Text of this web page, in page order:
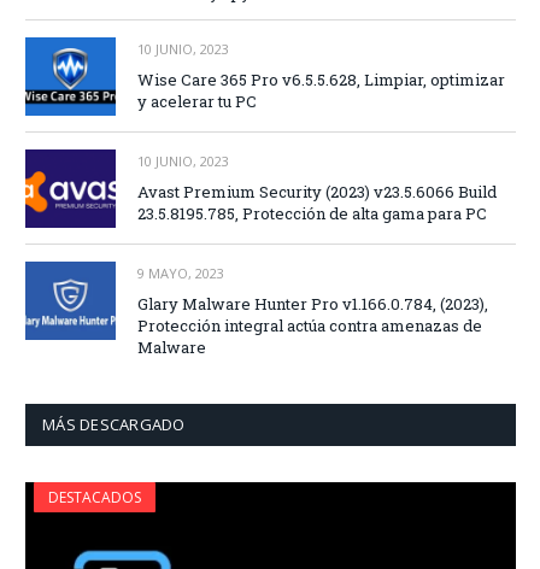
10 JUNIO, 2023
Wise Care 365 Pro v6.5.5.628, Limpiar, optimizar
y acelerar tu PC
10 JUNIO, 2023
Avast Premium Security (2023) v23.5.6066 Build
23.5.8195.785, Protección de alta gama para PC
9 MAYO, 2023
Glary Malware Hunter Pro v1.166.0.784, (2023),
Protección integral actúa contra amenazas de
Malware
MÁS DESCARGADO
DESTACADOS